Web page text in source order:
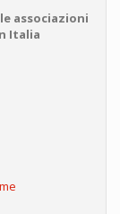
associazioni
Italia